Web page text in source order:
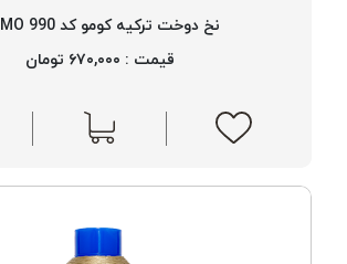
نخ دوخت ترکیه کومو کد 990 COMO
قیمت : ۶۷۰,۰۰۰ تومان